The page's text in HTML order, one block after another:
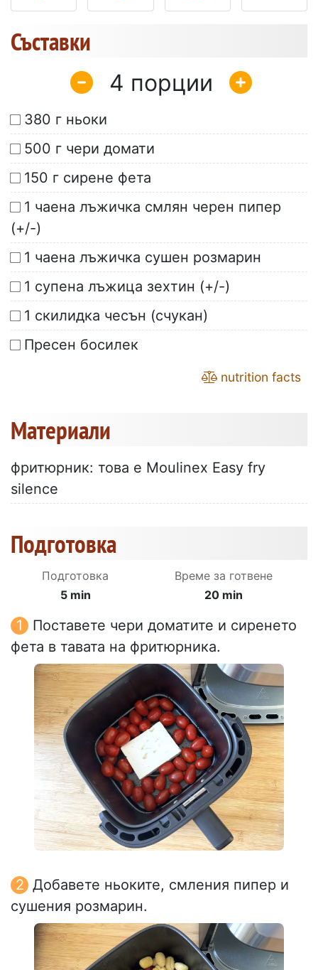
Съставки
4
380 г ньоки
500 г чери домати
150 г сирене фета
1 чаена лъжичка смлян черен пипер
(+/-)
1 чаена лъжичка сушен розмарин
1 супена лъжица зехтин (+/-)
1 скилидка чесън (счукан)
Пресен босилек
nutrition facts
Материали
фритюрник: това е Moulinex Easy fry
silence
Подготовка
Подготовка
5 min
Време за готвене
20 min
Поставете чери доматите и сиренето
фета в тавата на фритюрника.
Добавете ньоките, смления пипер и
сушения розмарин.